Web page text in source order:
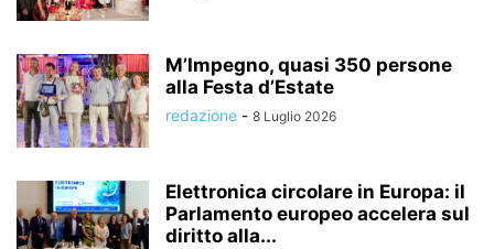
M’Impegno, quasi 350 persone
alla Festa d’Estate
redazione - 8 Luglio 2026
Elettronica circolare in Europa: il
Parlamento europeo accelera sul
diritto alla...